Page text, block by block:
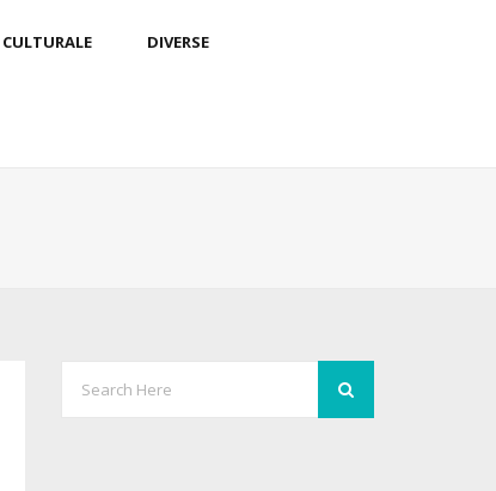
CULTURALE DIVERSE